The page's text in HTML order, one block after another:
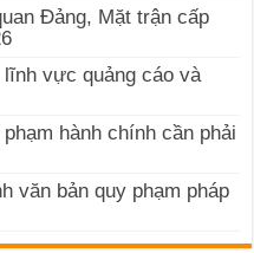
Đảng, Mặt trận cấp
vực quảng cáo và
hành chính cần phải
văn bản quy phạm pháp